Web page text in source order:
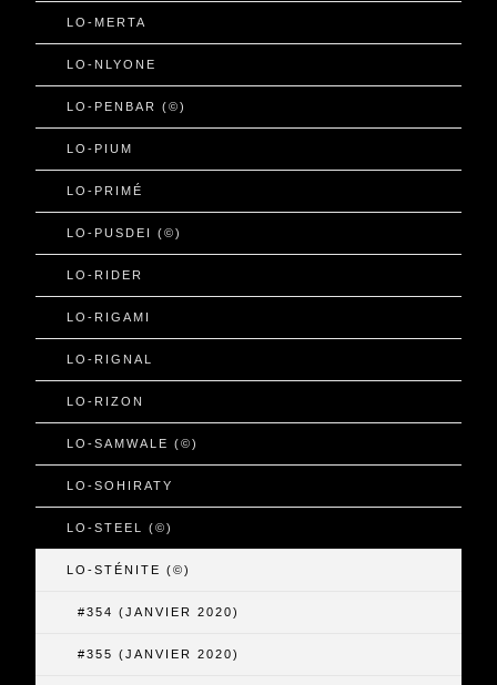
LO-MERTA
LO-NLYONE
LO-PENBAR (©)
LO-PIUM
LO-PRIMÉ
LO-PUSDEI (©)
LO-RIDER
LO-RIGAMI
LO-RIGNAL
LO-RIZON
LO-SAMWALE (©)
LO-SOHIRATY
LO-STEEL (©)
LO-STÉNITE (©)
#354 (JANVIER 2020)
#355 (JANVIER 2020)